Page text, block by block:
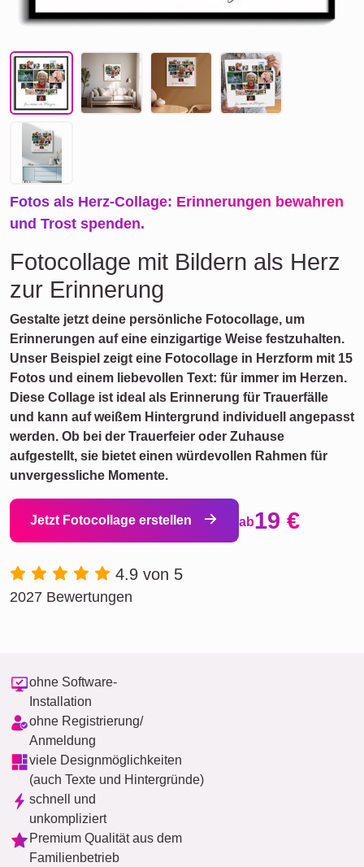
Fotos als Herz-Collage: Erinnerungen bewahren
und Trost spenden.
Fotocollage mit Bildern als Herz
zur Erinnerung
Gestalte jetzt deine persönliche Fotocollage, um
Erinnerungen auf eine einzigartige Weise festzuhalten.
Unser Beispiel zeigt eine Fotocollage in Herzform mit 15
Fotos und einem liebevollen Text: für immer im Herzen.
Diese Collage ist ideal als Erinnerung für Trauerfälle
und kann auf weißem Hintergrund individuell angepasst
werden. Ob bei der Trauerfeier oder Zuhause
aufgestellt, sie bietet einen würdevollen Rahmen für
unvergessliche Momente.
Jetzt Fotocollage erstellen ab19 €
4.9 von 5
2027 Bewertungen
ohne Software-
Installation
ohne Registrierung/
Anmeldung
viele Designmöglichkeiten
(auch Texte und Hintergründe)
schnell und
unkompliziert
Premium Qualität aus dem
Familienbetrieb